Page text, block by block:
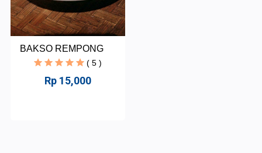
BAKSO REMPONG
( 5 )
Rp 15,000